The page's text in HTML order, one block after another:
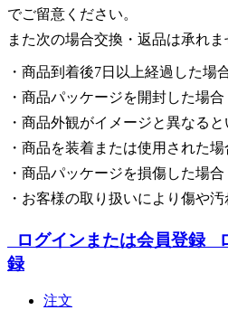
でご留意ください。
また次の場合交換・返品は承れま
・商品到着後7日以上経過した場
・商品パッケージを開封した場合
・商品外観がイメージと異なる
・商品を装着または使用された場
・商品パッケージを損傷した場合
・お客様の取り扱いにより傷や
ログインまたは会員登録
録
注文